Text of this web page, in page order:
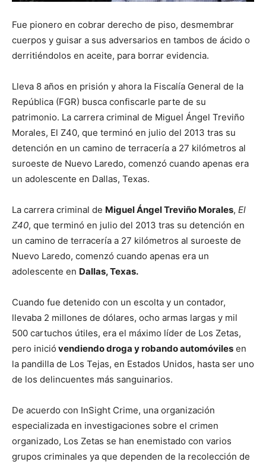
Fue pionero en cobrar derecho de piso, desmembrar
cuerpos y guisar a sus adversarios en tambos de ácido o
derritiéndolos en aceite, para borrar evidencia.
Lleva 8 años en prisión y ahora la Fiscalía General de la
República (FGR) busca confiscarle parte de su
patrimonio. La carrera criminal de Miguel Ángel Treviño
Morales, El Z40, que terminó en julio del 2013 tras su
detención en un camino de terracería a 27 kilómetros al
suroeste de Nuevo Laredo, comenzó cuando apenas era
un adolescente en Dallas, Texas.
La carrera criminal de Miguel Ángel Treviño Morales, El
Z40, que terminó en julio del 2013 tras su detención en
un camino de terracería a 27 kilómetros al suroeste de
Nuevo Laredo, comenzó cuando apenas era un
adolescente en Dallas, Texas.
Cuando fue detenido con un escolta y un contador,
llevaba 2 millones de dólares, ocho armas largas y mil
500 cartuchos útiles, era el máximo líder de Los Zetas,
pero inició vendiendo droga y robando automóviles en
la pandilla de Los Tejas, en Estados Unidos, hasta ser uno
de los delincuentes más sanguinarios.
De acuerdo con InSight Crime, una organización
especializada en investigaciones sobre el crimen
organizado, Los Zetas se han enemistado con varios
grupos criminales ya que dependen de la recolección de